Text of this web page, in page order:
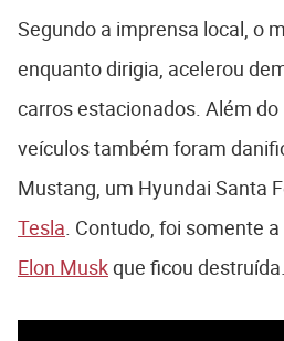
Segundo a imprensa local, o
enquanto dirigia, acelerou
carros estacionados. Além
veículos também foram
Mustang, um Hyundai Santa
Tesla . Contudo, foi somente
Elon Muskque ficou destruída.